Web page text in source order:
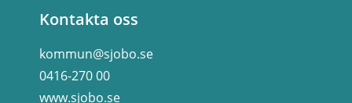
Kontakta oss
kommun@sjobo.se
0416-270 00
www.sjobo.se